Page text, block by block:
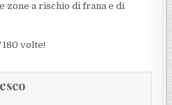
zone a rischio di frana e di
volte!